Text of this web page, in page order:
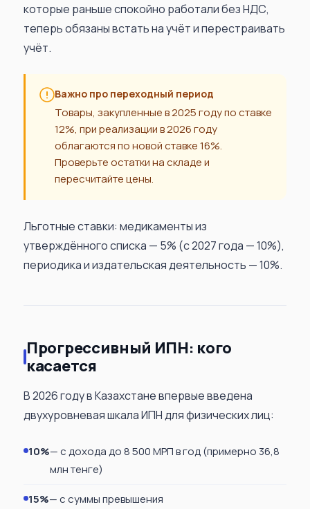
которые раньше спокойно работали без НДС,
теперь обязаны встать на учёт и перестраивать
учёт.
Важно про переходный период
Товары, закупленные в 2025 году по ставке
12%, при реализации в 2026 году
облагаются по новой ставке 16%.
Проверьте остатки на складе и
пересчитайте цены.
Льготные ставки: медикаменты из
утверждённого списка — 5% (с 2027 года — 10%),
периодика и издательская деятельность — 10%.
Прогрессивный ИПН: кого
касается
В 2026 году в Казахстане впервые введена
двухуровневая шкала ИПН для физических лиц:
10%— с дохода до 8 500 МРП в год (примерно 36,8
млн тенге)
15%— с суммы превышения